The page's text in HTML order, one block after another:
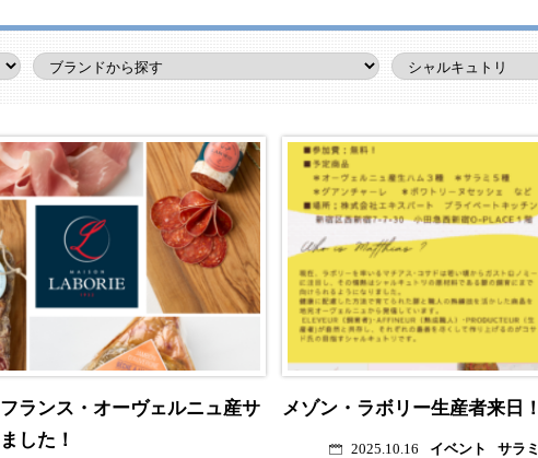
ランス・オーヴェルニュ産サ
した！
メゾン・ラボリー生産者来日！
2025.10.16 イベント サラミ